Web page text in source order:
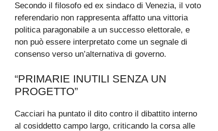
Secondo il filosofo ed ex sindaco di Venezia, il voto
referendario non rappresenta affatto una vittoria
politica paragonabile a un successo elettorale, e
non può essere interpretato come un segnale di
consenso verso un’alternativa di governo.
“PRIMARIE INUTILI SENZA UN
PROGETTO”
Cacciari ha puntato il dito contro il dibattito interno
al cosiddetto campo largo, criticando la corsa alle